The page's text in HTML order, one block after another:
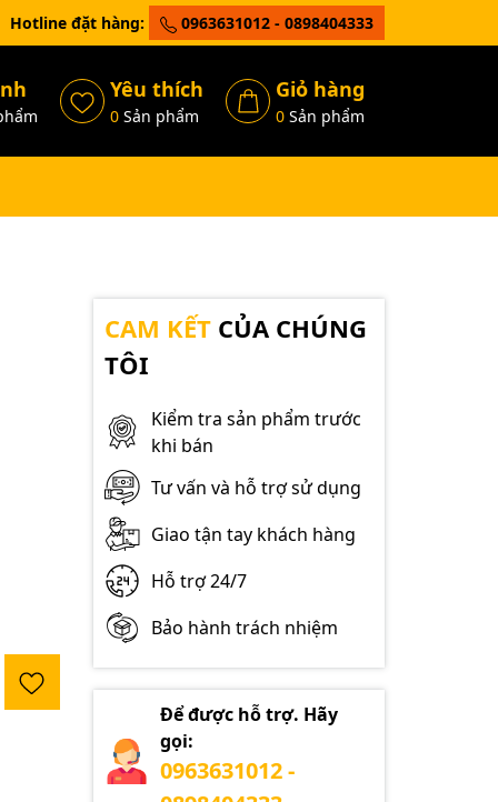
Hotline đặt hàng: 0963631012 - 0898404333
Yêu thích
0Sản phẩm
Giỏ hàng
0Sản phẩm
CAM KẾTCỦA CHÚNG
TÔI
Kiểm tra sản phẩm trước
khi bán
Tư vấn và hỗ trợ sử dụng
Giao tận tay khách hàng
Hỗ trợ 24/7
Bảo hành trách nhiệm
Để được hỗ trợ. Hãy
gọi:
0963631012 -